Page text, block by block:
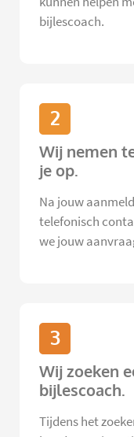
bijlescoach.
2
Wij nemen
je op.
Na jouw
telefonisch
we jouw
3
Wij zoeken
bijlescoach.
Tijdens het